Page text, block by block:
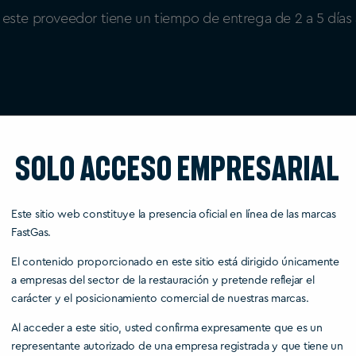
proveedor tiene un tiempo de entrega de 2 a 5 días
patrones de crema batida
39,95€
en una tienda Partygas24.nl
muy conocida en España originalmente de Holanda
de presión hasta tanques de óxido nitroso de
entre 10, 24 ó 50 piezas de diferentes marcas. Este
total superior a 39,95 euros. Finalmente, la
Solo acceso empresarial
Este sitio web constituye la presencia oficial en línea de las marcas
FastGas.
El contenido proporcionado en este sitio está dirigido únicamente
a empresas del sector de la restauración y pretende reflejar el
carácter y el posicionamiento comercial de nuestras marcas.
Al acceder a este sitio, usted confirma expresamente que es un
representante autorizado de una empresa registrada y que tiene un